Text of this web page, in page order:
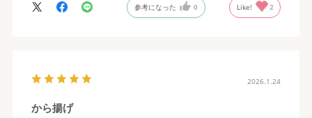
参考になった 0 Like! 2
2026.1.24
から揚げ